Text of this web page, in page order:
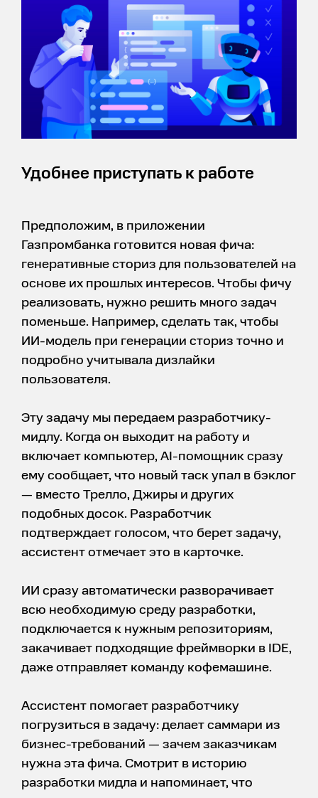
Удобнее приступать к работе
Предположим, в приложении
Газпромбанка готовится новая фича:
генеративные сториз для пользователей на
основе их прошлых интересов. Чтобы фичу
реализовать, нужно решить много задач
поменьше. Например, сделать так, чтобы
ИИ-модель при генерации сториз точно и
подробно учитывала дизлайки
пользователя.
Эту задачу мы передаем разработчику-
мидлу. Когда он выходит на работу и
включает компьютер, AI-помощник сразу
ему сообщает, что новый таск упал в бэклог
— вместо Трелло, Джиры и других
подобных досок. Разработчик
подтверждает голосом, что берет задачу,
ассистент отмечает это в карточке.
ИИ сразу автоматически разворачивает
всю необходимую среду разработки,
подключается к нужным репозиториям,
закачивает подходящие фреймворки в IDE,
даже отправляет команду кофемашине.
Ассистент помогает разработчику
погрузиться в задачу: делает саммари из
бизнес-требований — зачем заказчикам
нужна эта фича. Смотрит в историю
разработки мидла и напоминает, что